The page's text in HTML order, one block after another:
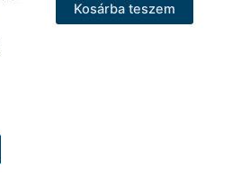
Kosárba teszem